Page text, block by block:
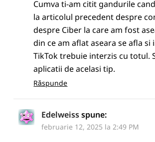
Cumva ti-am citit gandurile
la articolul precedent despre
despre Ciber la care am fost
din ce am aflat aseara se afla si
TikTok trebuie interzis cu totul.
aplicatii de acelasi tip.
Răspunde
Edelweiss spune:
februarie 12, 2025 la 2:49 PM